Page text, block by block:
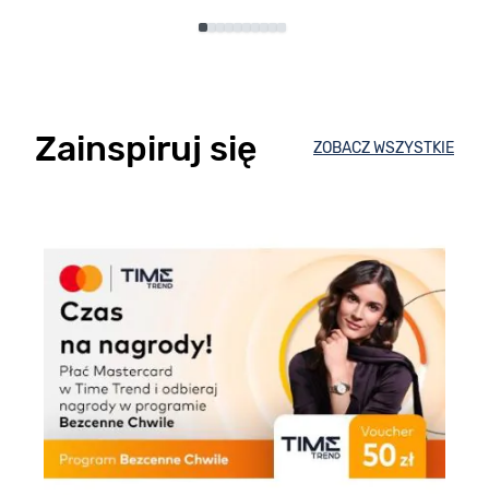
Zainspiruj się ZOBACZ WSZYSTKIE